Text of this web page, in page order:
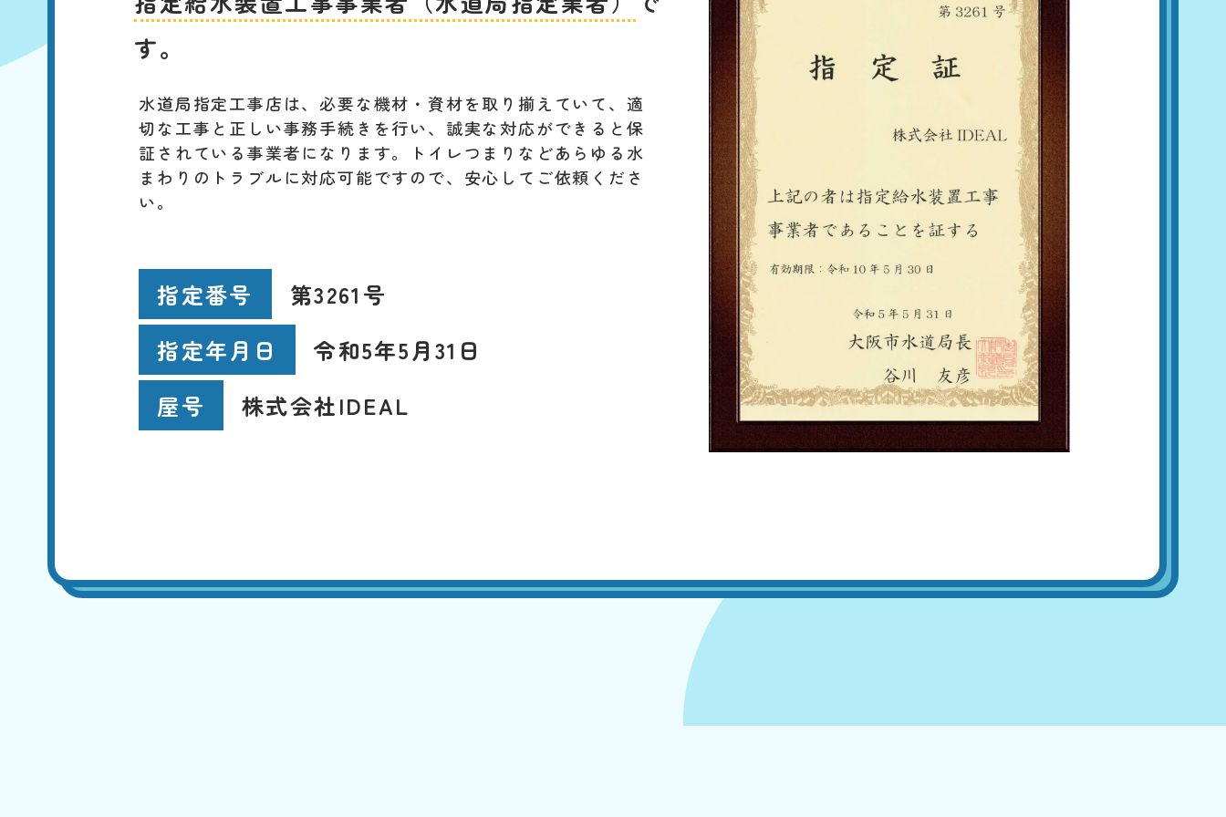
す。
水道局指定工事店は、必要な機材・資材を取り揃えていて、適
切な工事と正しい事務手続きを行い、誠実な対応ができると保
証されている事業者になります。トイレつまりなどあらゆる水
まわりのトラブルに対応可能ですので、安心してご依頼くださ
い。
指定番号
第3261号
指定年月日
令和5年5月31日
屋号
株式会社IDEAL